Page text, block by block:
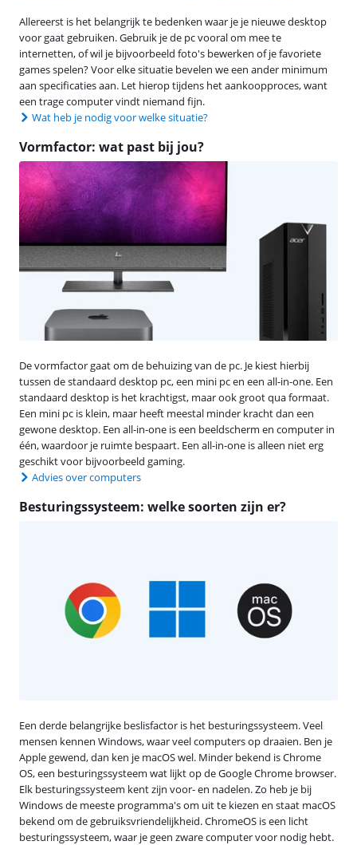
Allereerst is het belangrijk te bedenken waar je je nieuwe desktop
voor gaat gebruiken. Gebruik je de pc vooral om mee te
internetten, of wil je bijvoorbeeld foto's bewerken of je favoriete
games spelen? Voor elke situatie bevelen we een ander minimum
aan specificaties aan. Let hierop tijdens het aankoopproces, want
een trage computer vindt niemand fijn.
Wat heb je nodig voor welke situatie?
Vormfactor: wat past bij jou?
De vormfactor gaat om de behuizing van de pc. Je kiest hierbij
tussen de standaard desktop pc, een mini pc en een all-in-one. Een
standaard desktop is het krachtigst, maar ook groot qua formaat.
Een mini pc is klein, maar heeft meestal minder kracht dan een
gewone desktop. Een all-in-one is een beeldscherm en computer in
één, waardoor je ruimte bespaart. Een all-in-one is alleen niet erg
geschikt voor bijvoorbeeld gaming.
Advies over computers
Besturingssysteem: welke soorten zijn er?
Een derde belangrijke beslisfactor is het besturingssysteem. Veel
mensen kennen Windows, waar veel computers op draaien. Ben je
Apple gewend, dan ken je macOS wel. Minder bekend is Chrome
OS, een besturingssysteem wat lijkt op de Google Chrome browser.
Elk besturingssysteem kent zijn voor- en nadelen. Zo heb je bij
Windows de meeste programma's om uit te kiezen en staat macOS
bekend om de gebruiksvriendelijkheid. ChromeOS is een licht
besturingssysteem, waar je geen zware computer voor nodig hebt.